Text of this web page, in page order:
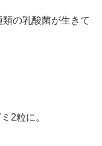
の乳酸菌が生きて
2粒に。